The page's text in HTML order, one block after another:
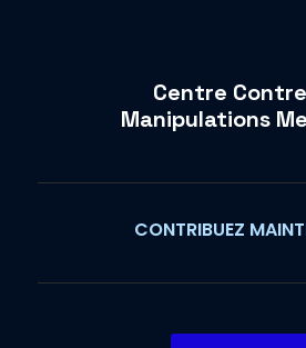
Centre
Manipulations
CONTRIBUEZ